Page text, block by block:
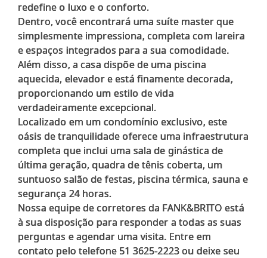
redefine o luxo e o conforto.
Dentro, você encontrará uma suíte master que
simplesmente impressiona, completa com lareira
e espaços integrados para a sua comodidade.
Além disso, a casa dispõe de uma piscina
aquecida, elevador e está finamente decorada,
proporcionando um estilo de vida
verdadeiramente excepcional.
Localizado em um condomínio exclusivo, este
oásis de tranquilidade oferece uma infraestrutura
completa que inclui uma sala de ginástica de
última geração, quadra de tênis coberta, um
suntuoso salão de festas, piscina térmica, sauna e
segurança 24 horas.
Nossa equipe de corretores da FANK&BRITO está
à sua disposição para responder a todas as suas
perguntas e agendar uma visita. Entre em
contato pelo telefone 51 3625-2223 ou deixe seu